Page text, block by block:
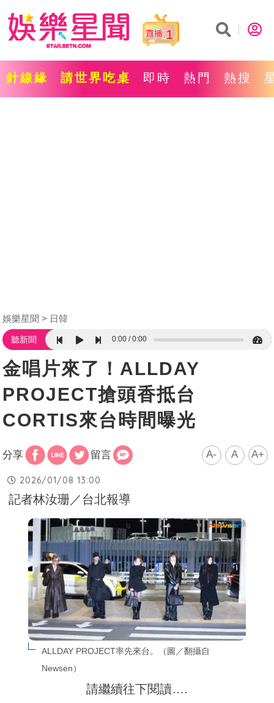
1
針線緣 請世界吃桌 即時 熱門 熱搜
娛樂星聞 日韓
聽新聞 0:00 0:00
金唱片來了！ALLDAY
PROJECT搶頭香抵台
CORTIS來台時間曝光
分享 留言 A- A A+
2026/01/08 13:00
記者林汝珊／台北報導
ALLDAY PROJECT率先來台。（圖／翻攝自
Newsen）
請繼續往下閱讀….